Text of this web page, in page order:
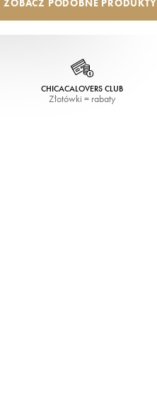
ZOBACZ PODOBNE PRODUKTY
CHICACALOVERS CLUB
Złotówki = rabaty